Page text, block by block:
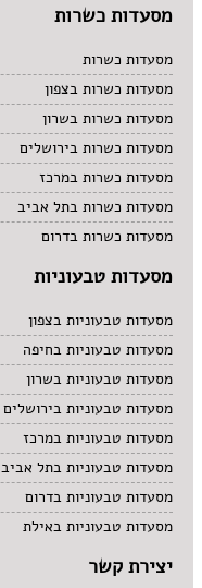
מסעדות כשרות
מסעדות כשרות
מסעדות כשרות בצפון
מסעדות כשרות בשרון
מסעדות כשרות בירושלים
מסעדות כשרות במרכז
מסעדות כשרות בתל אביב
מסעדות כשרות בדרום
מסעדות טבעוניות
מסעדות טבעוניות בצפון
מסעדות טבעוניות בחיפה
מסעדות טבעוניות בשרון
מסעדות טבעוניות בירושלים
מסעדות טבעוניות במרכז
מסעדות טבעוניות בתל אביב
מסעדות טבעוניות בדרום
מסעדות טבעוניות באילת
יצירת קשר